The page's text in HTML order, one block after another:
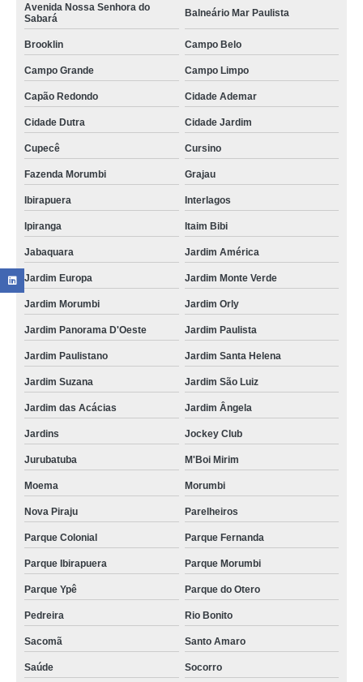
Avenida Nossa Senhora do
Sabará
Balneário Mar Paulista
Brooklin Campo Belo
Campo Grande Campo Limpo
Capão Redondo Cidade Ademar
Cidade Dutra Cidade Jardim
Cupecê Cursino
Fazenda Morumbi Grajau
Ibirapuera Interlagos
Ipiranga Itaim Bibi
Jabaquara Jardim América
Jardim Europa Jardim Monte Verde
Jardim Morumbi Jardim Orly
Jardim Panorama D'Oeste Jardim Paulista
Jardim Paulistano Jardim Santa Helena
Jardim Suzana Jardim São Luiz
Jardim das Acácias Jardim Ângela
Jardins Jockey Club
Jurubatuba M'Boi Mirim
Moema Morumbi
Nova Piraju Parelheiros
Parque Colonial Parque Fernanda
Parque Ibirapuera Parque Morumbi
Parque Ypê Parque do Otero
Pedreira Rio Bonito
Sacomã Santo Amaro
Saúde Socorro